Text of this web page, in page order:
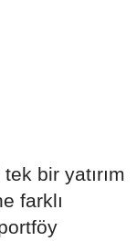
bir yatırım
farklı